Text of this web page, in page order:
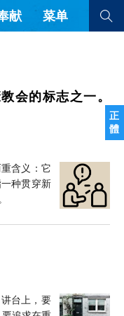
正
體
献 菜单
谈 问答
讲道与神学
与教会纪律
其他的模式
俄语
阿拉伯语
柬埔寨语
会的标志之一。
含义：它
种贯穿新
台上，要